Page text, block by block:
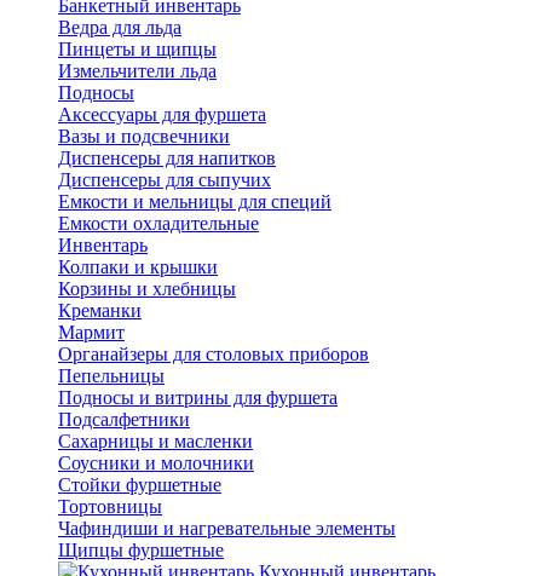
Банкетный инвентарь
Ведра для льда
Пинцеты и щипцы
Измельчители льда
Подносы
Аксессуары для фуршета
Вазы и подсвечники
Диспенсеры для напитков
Диспенсеры для сыпучих
Емкости и мельницы для специй
Емкости охладительные
Инвентарь
Колпаки и крышки
Корзины и хлебницы
Креманки
Мармит
Органайзеры для столовых приборов
Пепельницы
Подносы и витрины для фуршета
Подсалфетники
Сахарницы и масленки
Соусники и молочники
Стойки фуршетные
Тортовницы
Чафиндиши и нагревательные элементы
Щипцы фуршетные
Кухонный инвентарь